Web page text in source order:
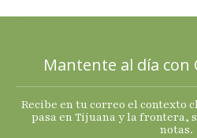
termómetro
s
económicos.
Mantente al día con
Recibe en tu correo el contexto
pasa en Tijuana y la frontera,
notas.